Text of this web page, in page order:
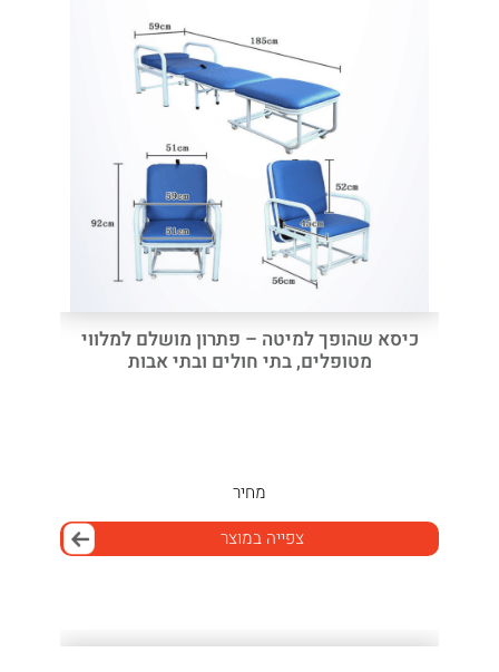
כיסא שהופך למיטה – פתרון מושלם למלווי
מטופלים, בתי חולים ובתי אבות
מחיר
צפייה במוצר